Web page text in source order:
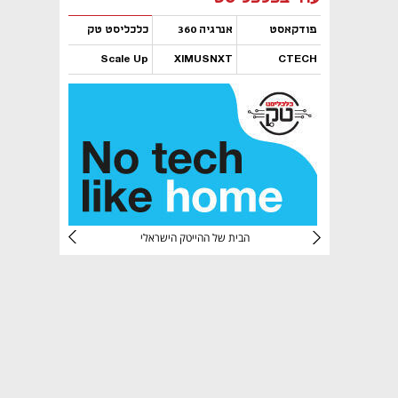
פודקאסט אנרגיה 360 כלכליסט טק
CTECH
XIMUSNXT
Scale Up
נפתח בכרטיסייה חדשה
הבית של ההייטק הישראלי
נפתח בכרטיסייה חדשה